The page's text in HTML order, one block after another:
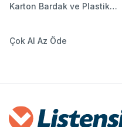
Karton Bardak ve Plastik
Çok Al Az Öde